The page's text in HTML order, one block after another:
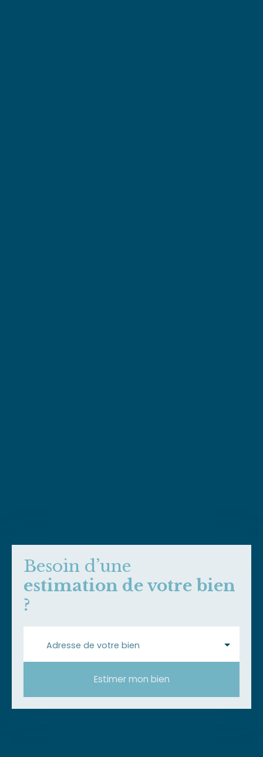
Besoin d’une
estimation de votre bien
?
Adresse de votre bien
Estimer mon bien